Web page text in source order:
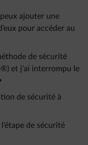
ajouter une
pour accéder au
de sécurité
et j’ai interrompu le
de sécurité à
de sécurité